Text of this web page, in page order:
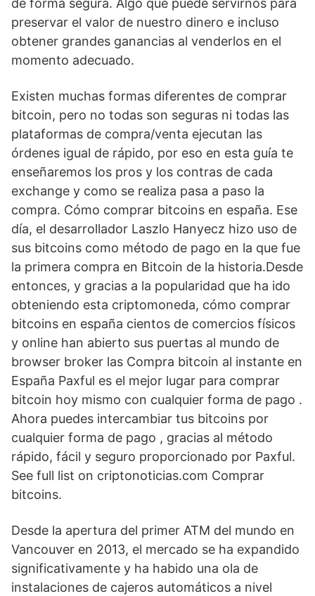
de forma segura. Algo que puede servirnos para
preservar el valor de nuestro dinero e incluso
obtener grandes ganancias al venderlos en el
momento adecuado.
Existen muchas formas diferentes de comprar
bitcoin, pero no todas son seguras ni todas las
plataformas de compra/venta ejecutan las
órdenes igual de rápido, por eso en esta guía te
enseñaremos los pros y los contras de cada
exchange y como se realiza pasa a paso la
compra. Cómo comprar bitcoins en españa. Ese
día, el desarrollador Laszlo Hanyecz hizo uso de
sus bitcoins como método de pago en la que fue
la primera compra en Bitcoin de la historia.Desde
entonces, y gracias a la popularidad que ha ido
obteniendo esta criptomoneda, cómo comprar
bitcoins en españa cientos de comercios físicos
y online han abierto sus puertas al mundo de
browser broker las Compra bitcoin al instante en
España Paxful es el mejor lugar para comprar
bitcoin hoy mismo con cualquier forma de pago .
Ahora puedes intercambiar tus bitcoins por
cualquier forma de pago , gracias al método
rápido, fácil y seguro proporcionado por Paxful.
See full list on criptonoticias.com Comprar
bitcoins.
Desde la apertura del primer ATM del mundo en
Vancouver en 2013, el mercado se ha expandido
significativamente y ha habido una ola de
instalaciones de cajeros automáticos a nivel